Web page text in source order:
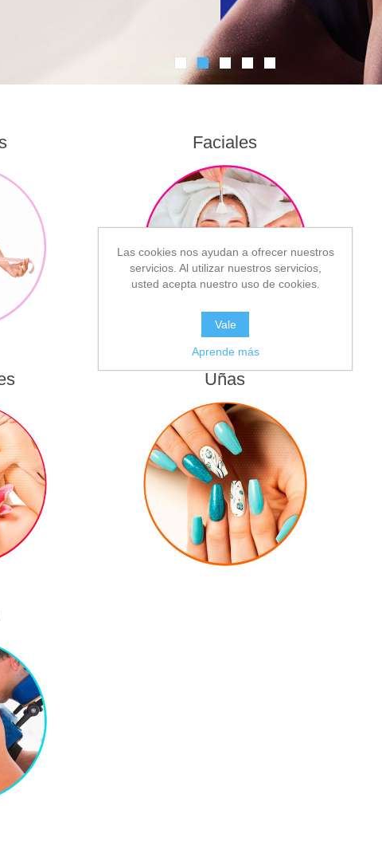
Faciales
Uñas
Las cookies nos ayudan a ofrecer nuestros
servicios. Al utilizar nuestros servicios,
usted acepta nuestro uso de cookies.
Vale
Aprende más